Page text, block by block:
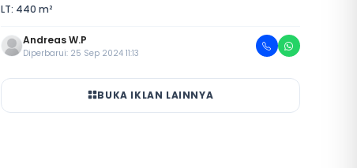
LT: 440 m²
Andreas W.P
Diperbarui: 25 Sep 2024 11:13
BUKA IKLAN LAINNYA